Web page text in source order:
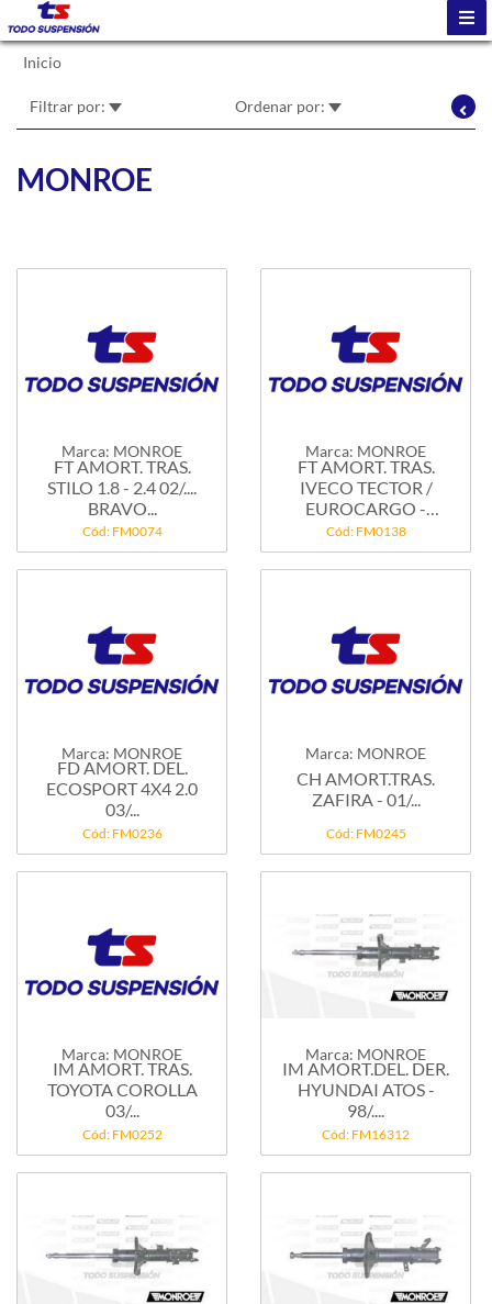
Inicio
Filtrar por: Ordenar por:
MONROE
Marca: MONROE
FT AMORT. TRAS.
STILO 1.8 - 2.4 02/....
BRAVO...
Cód: FM0074
Marca: MONROE
FT AMORT. TRAS.
IVECO TECTOR /
EUROCARGO -
CABINA
Cód: FM0138
Marca: MONROE
FD AMORT. DEL.
ECOSPORT 4X4 2.0
03/...
Cód: FM0236
Marca: MONROE
CH AMORT.TRAS.
ZAFIRA - 01/...
Cód: FM0245
Marca: MONROE
IM AMORT. TRAS.
TOYOTA COROLLA
03/...
Cód: FM0252
Marca: MONROE
IM AMORT.DEL. DER.
HYUNDAI ATOS -
98/....
Cód: FM16312